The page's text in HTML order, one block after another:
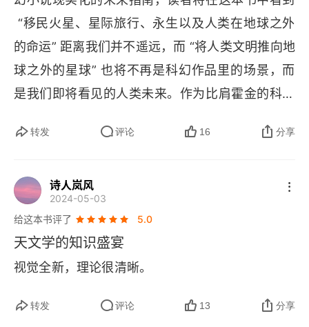
“移民火星、星际旅行、永生以及人类在地球之外
的命运” 距离我们并不遥远，而 “将人类文明推向地
球之外的星球” 也将不再是科幻作品里的场景，而
是我们即将看见的人类未来。作为比肩霍金的科学
理学及人工智能前沿技术，提供了一幅人类从定居
理论、行星运转等生动有趣的物理学、天文学知识
的方式生动地告诉读者，人类的未来是怎么样的，
人类又该为即将到来的未来做好哪些准备。在这本
能，以及人类面临的最大威胁等话题，在书中做了
转发 评论 16 分享
诗人岚风
2024-05-03
给这本书评了
5.0
天文学的知识盛宴
视觉全新，理论很清晰。
转发 评论 13 分享